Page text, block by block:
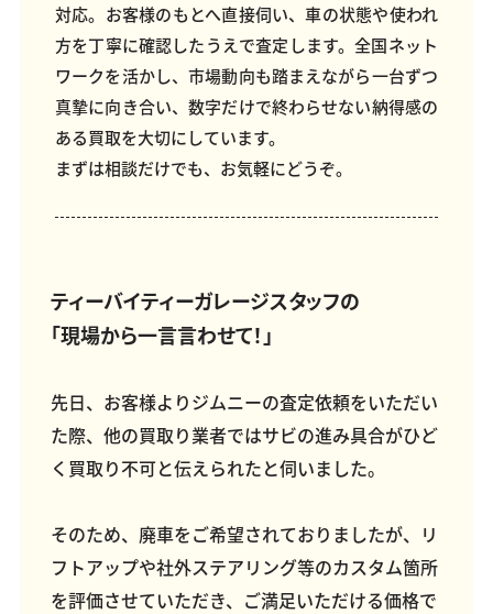
対応。お客様のもとへ直接伺い、車の状態や使われ
方を丁寧に確認したうえで査定します。全国ネット
ワークを活かし、市場動向も踏まえながら一台ずつ
真摯に向き合い、数字だけで終わらせない納得感の
ある買取を大切にしています。
まずは相談だけでも、お気軽にどうぞ。
ティーバイティーガレージスタッフの
「現場から一言言わせて！」
先日、お客様よりジムニーの査定依頼をいただい
た際、他の買取り業者ではサビの進み具合がひど
く買取り不可と伝えられたと伺いました。
そのため、廃車をご希望されておりましたが、リ
フトアップや社外ステアリング等のカスタム箇所
を評価させていただき、ご満足いただける価格で